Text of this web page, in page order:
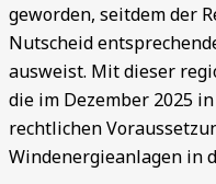
geworden, seitdem der
Nutscheid
ausweist. Mit dieser
die im Dezember 2025
rechtlichen
Windenergieanlagen in